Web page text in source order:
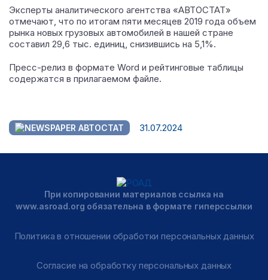
Эксперты аналитического агентства «АВТОСТАТ»
отмечают, что по итогам пяти месяцев 2019 года объем
рынка новых грузовых автомобилей в нашей стране
составил 29,6 тыс. единиц, снизившись на 5,1%.
Пресс-релиз в формате Word и рейтинговые таблицы
содержатся в прилагаемом файле.
АВТОСТАТ 31.07.2024
При копировании материалов ссылка на
www.asroad.org обязательна в формате гиперссылки
Политика в отношении обработки персональных данных
Согласие на обработку персональных данных